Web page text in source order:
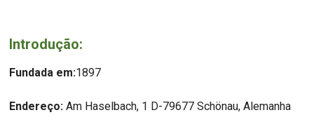
Introdução:
Fundada em:1897
Endereço: Am Haselbach, 1 D-79677 Schönau, Alemanha